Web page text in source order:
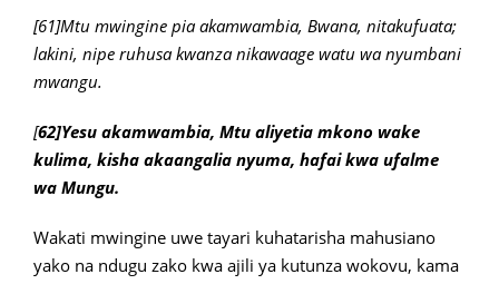
[61]Mtu mwingine pia akamwambia, Bwana, nitakufuata;
lakini, nipe ruhusa kwanza nikawaage watu wa nyumbani
mwangu.
[62]Yesu akamwambia, Mtu aliyetia mkono wake
kulima, kisha akaangalia nyuma, hafai kwa ufalme
wa Mungu.
Wakati mwingine uwe tayari kuhatarisha mahusiano
yako na ndugu zako kwa ajili ya kutunza wokovu, kama